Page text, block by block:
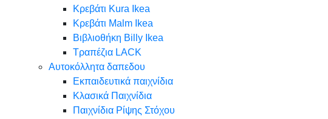
Κρεβάτι Kura Ikea
Κρεβάτι Malm Ikea
Βιβλιοθήκη Billy Ikea
Τραπέζια LACK
Αυτοκόλλητα δαπεδου
Εκπαιδευτικά παιχνίδια
Κλασικά Παιχνίδια
Παιχνίδια Ρίψης Στόχου